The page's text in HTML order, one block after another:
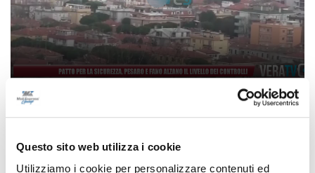
Questo sito web utilizza i cookie
Utilizziamo i cookie per personalizzare contenuti ed
Patto per la sicurezza, Pesaro e Fano alzano il
08/08/2026